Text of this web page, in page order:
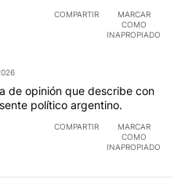
COMPARTIR
MARCAR
COMO
INAPROPIADO
de opinión que describe con
político argentino.
COMPARTIR
MARCAR
COMO
INAPROPIADO